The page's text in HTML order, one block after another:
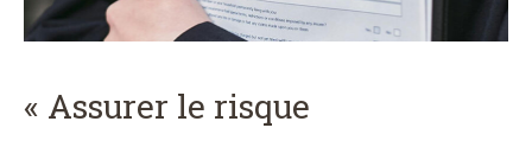
« Assurer le risque